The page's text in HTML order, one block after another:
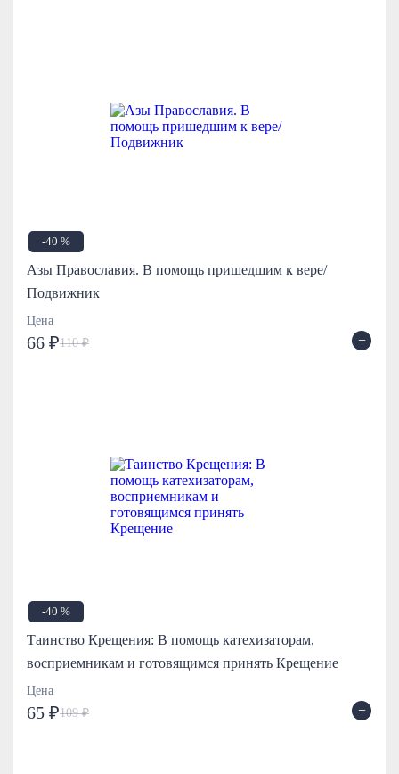
-40 %
Азы Православия. В помощь пришедшим к вере/
Подвижник
Цена
66 ₽110 ₽ +
-40 %
Таинство Крещения: В помощь катехизаторам,
восприемникам и готовящимся принять Крещение
Цена
65 ₽109 ₽ +